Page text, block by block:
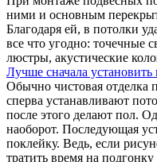
ними и основным
Благодаря ей, в потолки
все что угодно: точечные
люстры, акустические
Лучше сначала
Обычно чистовая отделка
сперва устанавливают
после этого делают пол.
наоборот. Последующая
поклейку. Ведь, если
тратить время на